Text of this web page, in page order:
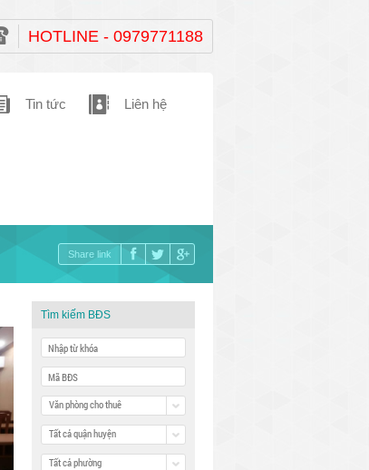
HOTLINE - 0979771188
Tin tức Liên hệ
Share link
Tìm kiếm BĐS
Văn phòng cho thuê
Tất cả quận huyện
Tất cả phường